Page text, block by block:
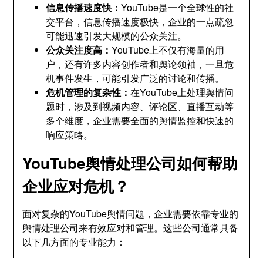
信息传播速度快：YouTube是一个全球性的社
交平台，信息传播速度极快，企业的一点疏忽
可能迅速引发大规模的公众关注。
公众关注度高：YouTube上不仅有海量的用
户，还有许多内容创作者和舆论领袖，一旦危
机事件发生，可能引发广泛的讨论和传播。
危机管理的复杂性：在YouTube上处理舆情问
题时，涉及到视频内容、评论区、直播互动等
多个维度，企业需要全面的舆情监控和快速的
响应策略。
YouTube舆情处理公司如何帮助
企业应对危机？
面对复杂的YouTube舆情问题，企业需要依靠专业的
舆情处理公司来有效应对和管理。这些公司通常具备
以下几方面的专业能力：